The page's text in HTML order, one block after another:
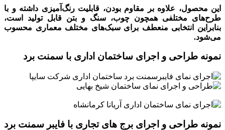
این محصول، علاوه بر مقاوم بودن، قابلیت رنگ‌آمیزی داشته و با
طرح‌های مختلفی همچون چوب، سنگ و بتن قابل تولید است،
بنابراین انتخابی منعطف برای سبک‌های مختلف معماری محسوب
می‌شود.
نمونه طراحی و اجرای ساختمان اداری با سمنت برد
نمونه طراحی و اجرای برج های تجاری با فایبر سمنت برد